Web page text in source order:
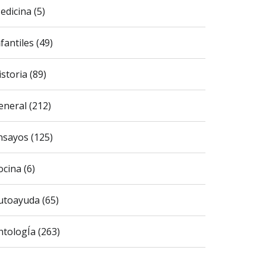
(5)
(49)
(89)
(212)
(125)
(6)
(65)
(263)